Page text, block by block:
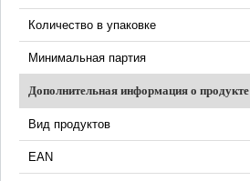
Количество в упаковке
Минимальная партия
Дополнительная информация о продукте
Вид продуктов
EAN